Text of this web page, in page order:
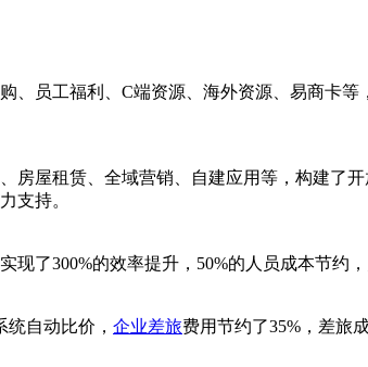
、员工福利、C端资源、海外资源、易商卡
房屋租赁、全域营销、自建应用等，构建了
支持。
现了300%的效率提升，50%的人员成本节
自动比价， 企业差旅费用节约了35%，差旅